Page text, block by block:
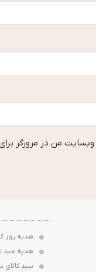
وبسایت من در مرورگر
هدیه روز
هدیه عید
سبد کالای